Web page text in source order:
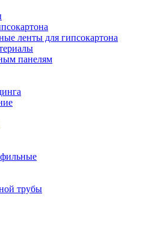
ленты для гипсокартона
панелям
трубы